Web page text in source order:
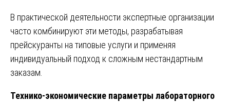
В практической деятельности экспертные организации
часто комбинируют эти методы, разрабатывая
прейскуранты на типовые услуги и применяя
индивидуальный подход к сложным нестандартным
заказам.
Технико-экономические параметры лабораторного